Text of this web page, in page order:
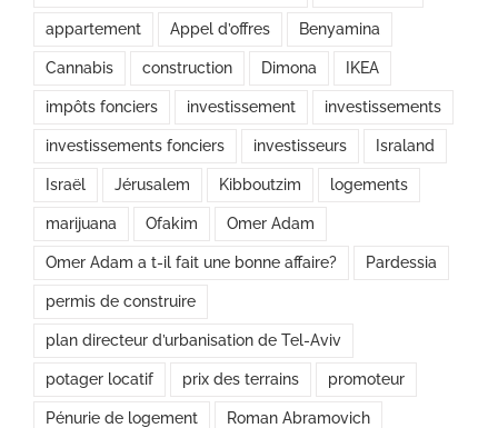
appartement Appel d’offres Benyamina
Cannabis construction Dimona IKEA
impôts fonciers investissement investissements
investissements fonciers investisseurs Israland
Israël Jérusalem Kibboutzim logements
marijuana Ofakim Omer Adam
Omer Adam a t-il fait une bonne affaire? Pardessia
permis de construire
plan directeur d’urbanisation de Tel-Aviv
potager locatif prix des terrains promoteur
Pénurie de logement Roman Abramovich